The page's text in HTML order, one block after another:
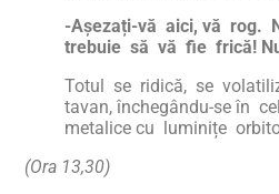
-Așezați-vă aici, vă rog.
trebuie să vă fie frică!
Totul se ridică, se
tavan, închegându-se în
metalice cu luminițe
(Ora 13,30)